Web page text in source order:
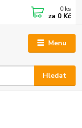
Menu
Hledat
0 ks
za 0 Kč